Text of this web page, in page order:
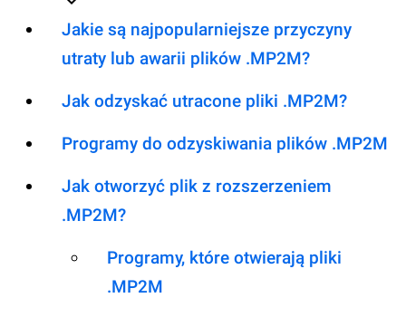
Jakie są najpopularniejsze przyczyny
utraty lub awarii plików .MP2M?
Jak odzyskać utracone pliki .MP2M?
Programy do odzyskiwania plików .MP2M
Jak otworzyć plik z rozszerzeniem
.MP2M?
Programy, które otwierają pliki
.MP2M